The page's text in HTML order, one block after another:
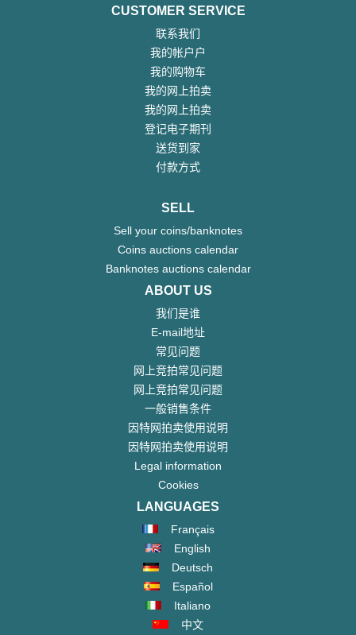
CUSTOMER SERVICE
联系我们
我的帐户户
我的购物车
我的网上拍卖
我的网上拍卖
登记电子期刊
送货到家
付款方式
SELL
Sell your coins/banknotes
Coins auctions calendar
Banknotes auctions calendar
ABOUT US
我们是谁
E-mail地址
常见问题
网上竞拍常见问题
网上竞拍常见问题
一般销售条件
因特网拍卖使用说明
因特网拍卖使用说明
Legal information
Cookies
LANGUAGES
Français
English
Deutsch
Español
Italiano
中文